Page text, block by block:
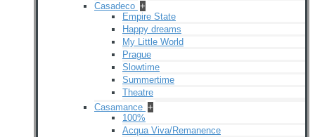
Casadeco +
Empire State
Happy dreams
My Little World
Prague
Slowtime
Summertime
Theatre
Casamance +
100%
Acqua Viva/Remanence